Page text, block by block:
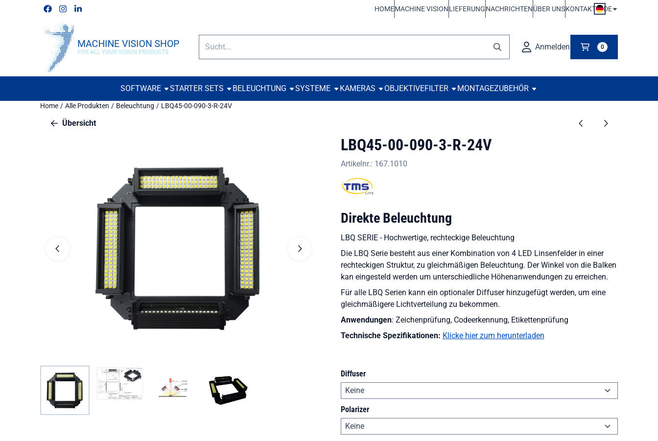
Cookie-Einstellungen verfügbar. Einstellungen wählen oder alle Cookies zulassen.
Folgen Sie uns auf Facebook
Folgen Sie uns auf Instagram
Folgen Sie uns auf Linkedin HOMEMACHINE VISIONLIEFERUNGNACHRICHTENÜBER UNSKONTAKT DE
Anmelden 0
SOFTWARE STARTER SETS BELEUCHTUNG SYSTEME KAMERAS OBJEKTIVEFILTER MONTAGEZUBEHÖR
Home / Alle Produkten / Beleuchtung / LBQ45-00-090-3-R-24V
Übersicht
LBQ45-00-090-3-R-24V
Artikelnr.: 167.1010
Direkte Beleuchtung
LBQ SERIE - Hochwertige, rechteckige Beleuchtung
Die LBQ Serie besteht aus einer Kombination von 4 LED Linsenfelder in einer
rechteckigen Struktur, zu gleichmäßigen Beleuchtung. Der Winkel von die Balken
kan eingesteld werden um unterschiedliche Höhenanwendungen zu erreichen.
Für alle LBQ Serien kann ein optionaler Diffuser hinzugefügt werden, um eine
gleichmäßigere Lichtverteilung zu bekommen.
Anwendungen: Zeichenprüfung, Codeerkennung, Etikettenprüfung
Technische Spezifikationen: Klicke hier zum herunterladen
Diffuser
Polarizer